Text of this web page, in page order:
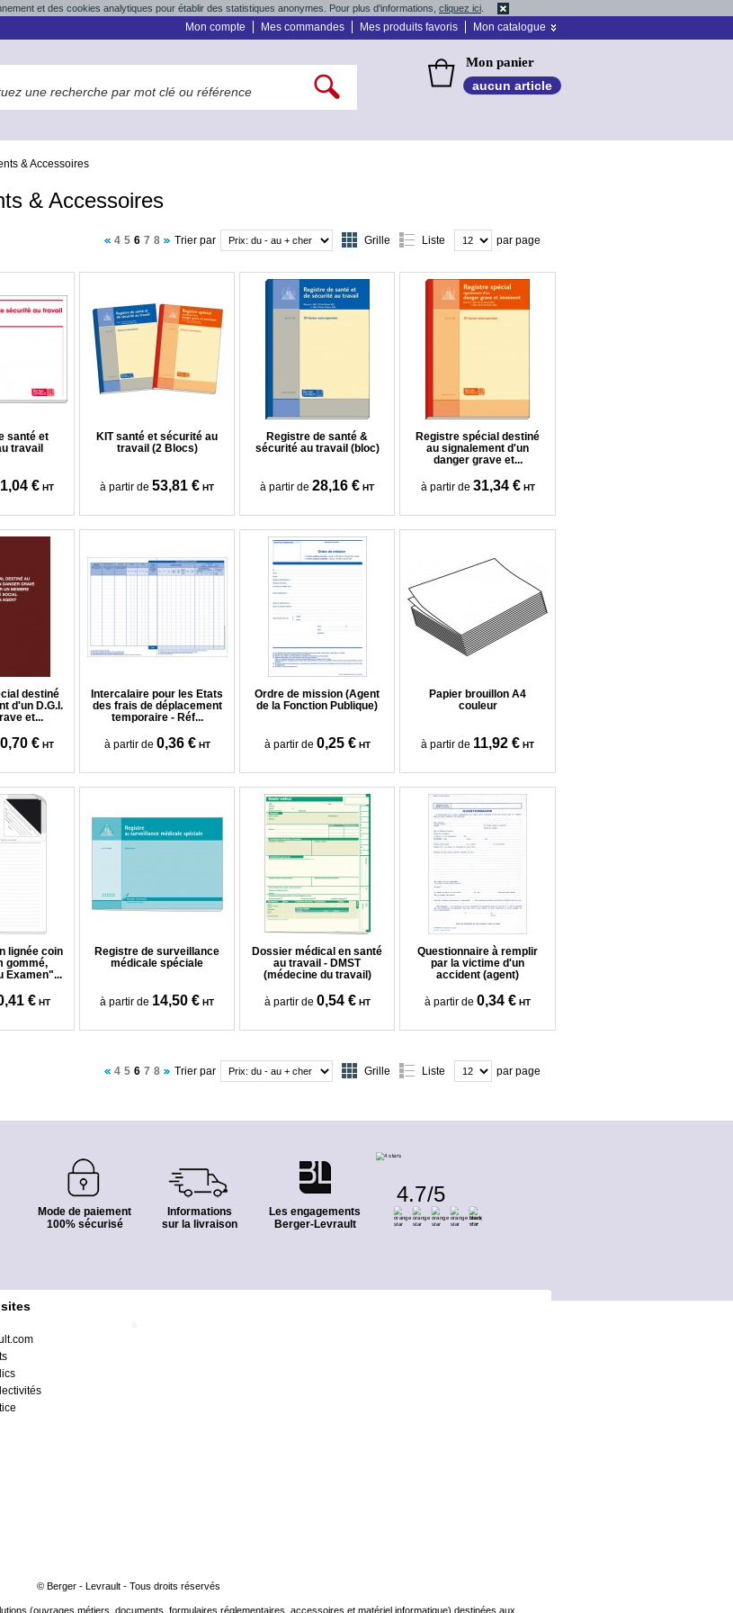
et des cookies analytiques pour établir des statistiques anonymes. Pour plus d'informations, cliquez ici
Mon compte Mes commandes Mes produits favoris Mon catalogue
Mon panier
aucun article
& Accessoires
& Accessoires
par page
Grille Liste
Trier par
4 5 6 7 8
santé et
travail
€ HT
KIT santé et sécurité au
travail (2 Blocs)
à partir de 53,81 € HT
Registre de santé &
sécurité au travail (bloc)
à partir de 28,16 € HT
Registre spécial destiné
au signalement d'un
danger grave et...
à partir de 31,34 € HT
destiné
d'un D.G.I.
et...
€ HT
Intercalaire pour les Etats
des frais de déplacement
temporaire - Réf...
à partir de 0,36 € HT
Ordre de mission (Agent
de la Fonction Publique)
à partir de 0,25 € HT
Papier brouillon A4
couleur
à partir de 11,92 € HT
lignée coin
gommé,
Examen"...
€ HT
Registre de surveillance
médicale spéciale
à partir de 14,50 € HT
Dossier médical en santé
au travail - DMST
(médecine du travail)
à partir de 0,54 € HT
Questionnaire à remplir
par la victime d'un
accident (agent)
à partir de 0,34 € HT
par page
Grille Liste
Trier par
4 5 6 7 8
Mode de paiement
100% sécurisé
Informations
sur la livraison
Les engagements
Berger-Levrault
4.7/5
© Berger - Levrault - Tous droits réservés
(ouvrages métiers, documents, formulaires réglementaires, accessoires et matériel informatique) destinées aux